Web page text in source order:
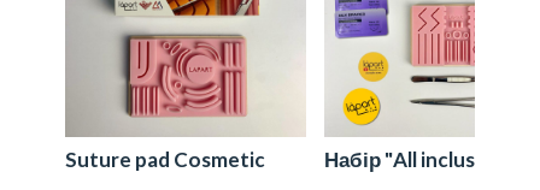
Suture pad Cosmetic Набір "All inclusive +"